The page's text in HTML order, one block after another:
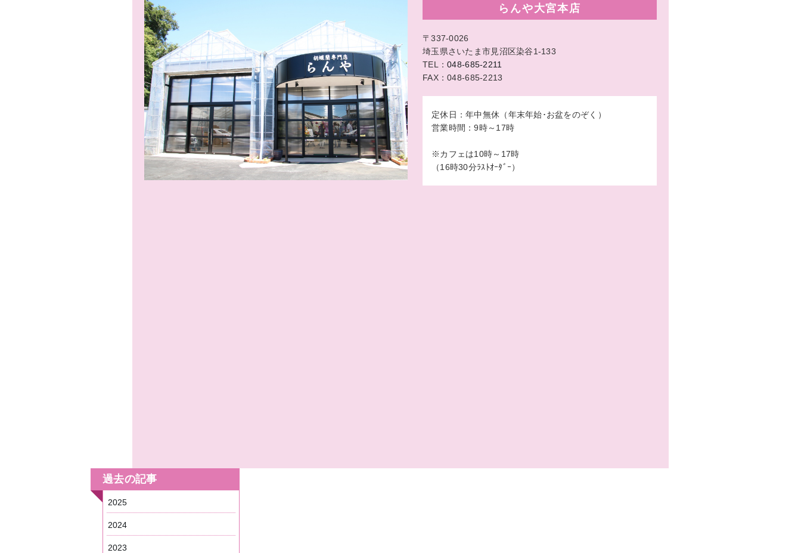
らんや大宮本店
〒337-0026
埼玉県さいたま市見沼区染谷1-133
TEL：048-685-2211
FAX：048-685-2213
定休日：年中無休（年末年始･お盆をのぞく）
営業時間：9時～17時
※カフェは10時～17時
（16時30分ﾗｽﾄｵｰﾀﾞｰ）
過去の記事
2025
2024
2023